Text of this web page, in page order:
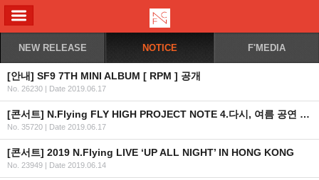
NEW RELEASE NOTICE F'MEDIA
[안내] SF9 7TH MINI ALBUM [ RPM ] 공개
No. 26230 | Date 2019.06.17
[콘서트] N.Flying FLY HIGH PROJECT NOTE 4.다시, 여름 공연 예매 안내
No. 35720 | Date 2019.06.17
[콘서트] 2019 N.Flying LIVE ‘UP ALL NIGHT’ IN HONG KONG
No. 23949 | Date 2019.06.14